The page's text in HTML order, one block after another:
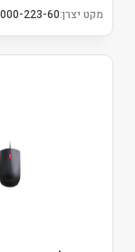
מקט יצרן:223-60